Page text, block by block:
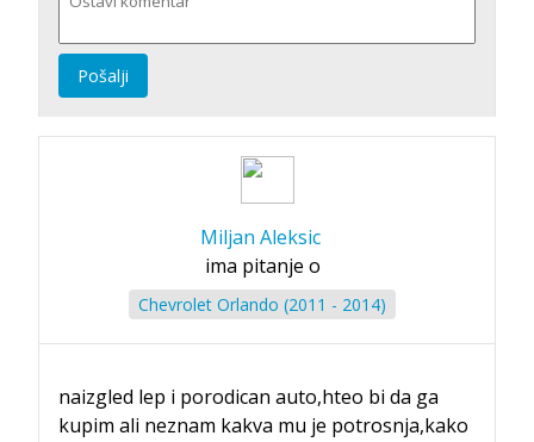
Pošalji
Miljan Aleksic
ima pitanje o
Chevrolet Orlando (2011 - 2014)
naizgled lep i porodican auto,hteo bi da ga
kupim ali neznam kakva mu je potrosnja,kako